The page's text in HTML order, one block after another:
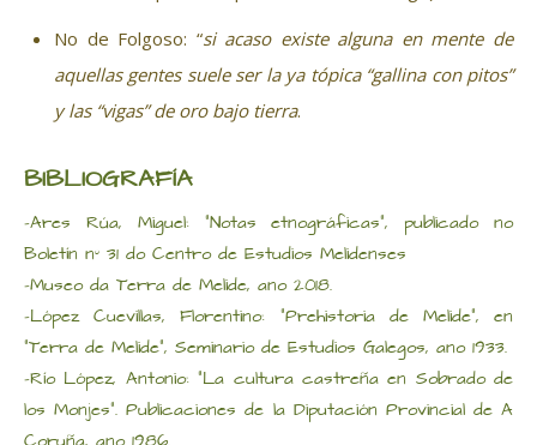
No de Folgoso: “si acaso existe alguna en mente de
aquellas gentes suele ser la ya tópica “gallina con pitos”
y las “vigas” de oro bajo tierra.
BIBLIOGRAFÍA
-Ares Rúa, Miguel: “Notas etnográficas”, publicado no
Boletín nº 31 do Centro de Estudios Melidenses
-Museo da Terra de Melide, ano 2018.
-López Cuevillas, Florentino: “Prehistoria de Melide”, en
“Terra de Melide”, Seminario de Estudios Galegos, ano 1933.
-Río López, Antonio: “La cultura castreña en Sobrado de
los Monjes”. Publicaciones de la Diputación Provincial de A